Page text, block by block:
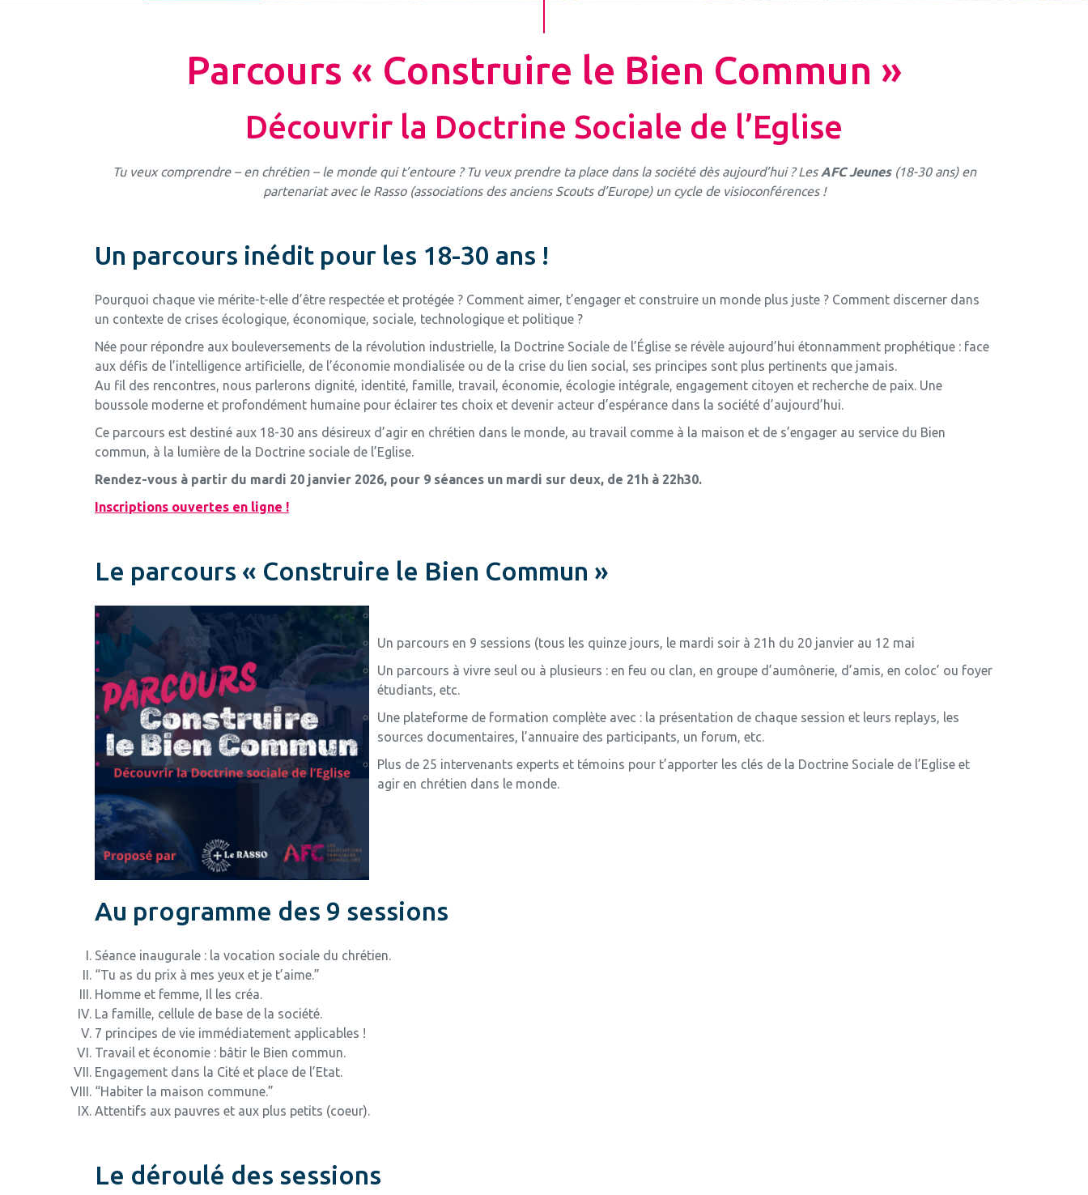
Parcours « Construire le Bien Commun »
Découvrir la Doctrine Sociale de l’Eglise
Tu veux comprendre – en chrétien – le monde qui t’entoure ? Tu veux prendre ta place dans la société dès aujourd’hui ? Les AFC Jeunes (18-30 ans) en
partenariat avec le Rasso (associations des anciens Scouts d’Europe) un cycle de visioconférences !
Un parcours inédit pour les 18-30 ans !
Pourquoi chaque vie mérite-t-elle d’être respectée et protégée ? Comment aimer, t’engager et construire un monde plus juste ? Comment discerner dans
un contexte de crises écologique, économique, sociale, technologique et politique ?
Née pour répondre aux bouleversements de la révolution industrielle, la Doctrine Sociale de l’Église se révèle aujourd’hui étonnamment prophétique : face
aux défis de l’intelligence artificielle, de l’économie mondialisée ou de la crise du lien social, ses principes sont plus pertinents que jamais.
Au fil des rencontres, nous parlerons dignité, identité, famille, travail, économie, écologie intégrale, engagement citoyen et recherche de paix. Une
boussole moderne et profondément humaine pour éclairer tes choix et devenir acteur d’espérance dans la société d’aujourd’hui.
Ce parcours est destiné aux 18-30 ans désireux d’agir en chrétien dans le monde, au travail comme à la maison et de s’engager au service du Bien
commun, à la lumière de la Doctrine sociale de l’Eglise.
Rendez-vous à partir du mardi 20 janvier 2026, pour 9 séances un mardi sur deux, de 21h à 22h30.
Inscriptions ouvertes en ligne !
Le parcours « Construire le Bien Commun »
Un parcours en 9 sessions (tous les quinze jours, le mardi soir à 21h du 20 janvier au 12 mai
Un parcours à vivre seul ou à plusieurs : en feu ou clan, en groupe d’aumônerie, d’amis, en coloc’ ou foyer
étudiants, etc.
Une plateforme de formation complète avec : la présentation de chaque session et leurs replays, les
sources documentaires, l’annuaire des participants, un forum, etc.
Plus de 25 intervenants experts et témoins pour t’apporter les clés de la Doctrine Sociale de l’Eglise et
agir en chrétien dans le monde.
Au programme des 9 sessions
Séance inaugurale : la vocation sociale du chrétien.
“Tu as du prix à mes yeux et je t’aime.”
Homme et femme, Il les créa.
La famille, cellule de base de la société.
7 principes de vie immédiatement applicables !
Travail et économie : bâtir le Bien commun.
Engagement dans la Cité et place de l’Etat.
“Habiter la maison commune.”
Attentifs aux pauvres et aux plus petits (coeur).
Le déroulé des sessions